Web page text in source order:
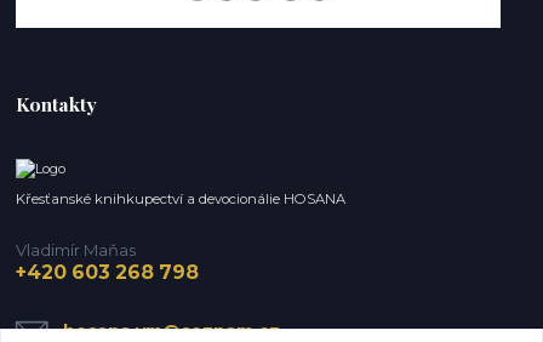
Kontakty
Křesťanské knihkupectví a devocionálie HOSANA
Vladimír Maňas
+420 603 268 798
hosana.vm@seznam.cz